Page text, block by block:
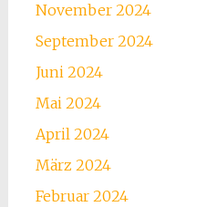
November 2024
September 2024
Juni 2024
Mai 2024
April 2024
März 2024
Februar 2024